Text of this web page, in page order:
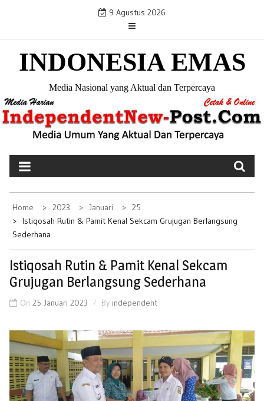
i
o
9 Agustus 2026
INDONESIA EMAS
Media Nasional yang Aktual dan Terpercaya
Home 2023 Januari
25
Istiqosah Rutin & Pamit Kenal Sekcam Grujugan Berlangsung
Sederhana
Istiqosah Rutin & Pamit Kenal Sekcam
Grujugan Berlangsung Sederhana
On 25 Januari 2023 By independent